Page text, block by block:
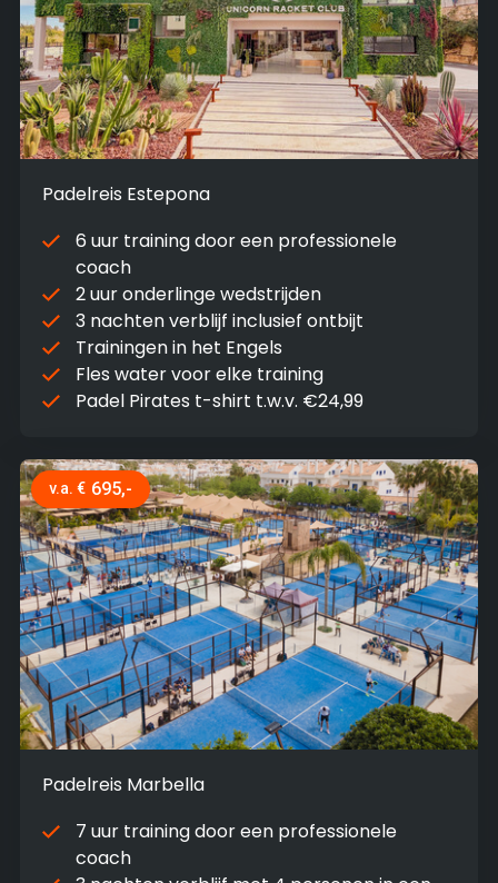
Padelreis Estepona
6 uur training door een professionele
coach
2 uur onderlinge wedstrijden
3 nachten verblijf inclusief ontbijt
Trainingen in het Engels
Fles water voor elke training
Padel Pirates t-shirt t.w.v. €24,99
v.a. € 695,-
Padelreis Marbella
7 uur training door een professionele
coach